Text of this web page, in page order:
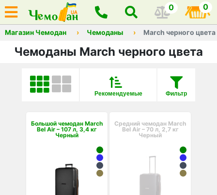
0 0
Магазин Чемодан Чемоданы March черного цвета
Чемоданы March черного цвета
Фильтр
Рекомендуемые
Большой чемодан March
Bel Air – 107 л, 3,4 кг
Черный
Средний чемодан March
Bel Air – 70 л, 2,7 кг
Черный